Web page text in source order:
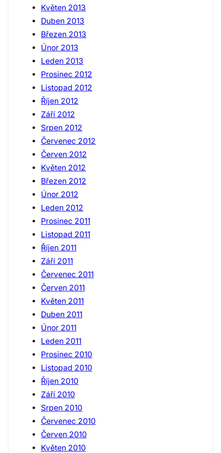
Květen 2013
Duben 2013
Březen 2013
Únor 2013
Leden 2013
Prosinec 2012
Listopad 2012
Říjen 2012
Září 2012
Srpen 2012
Červenec 2012
Červen 2012
Květen 2012
Březen 2012
Únor 2012
Leden 2012
Prosinec 2011
Listopad 2011
Říjen 2011
Září 2011
Červenec 2011
Červen 2011
Květen 2011
Duben 2011
Únor 2011
Leden 2011
Prosinec 2010
Listopad 2010
Říjen 2010
Září 2010
Srpen 2010
Červenec 2010
Červen 2010
Květen 2010